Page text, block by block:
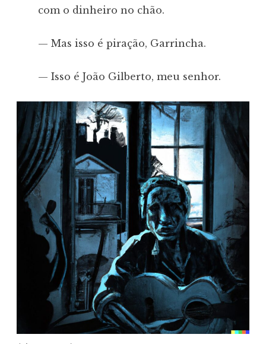
com o dinheiro no chão.
— Mas isso é piração, Garrincha.
— Isso é João Gilberto, meu senhor.